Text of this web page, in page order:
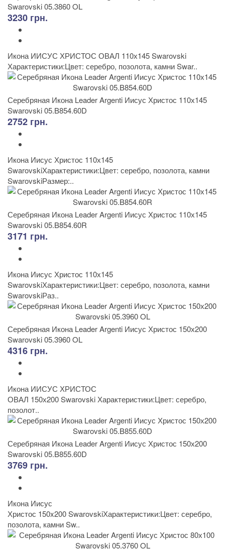
Swarovski 05.3860 OL
3230 грн.
Икона ИИСУС ХРИСТОС ОВАЛ 110х145 Swarovski
Характеристики:Цвет: серебро, позолота, камни Swar..
Серебряная Икона Leader Argenti Иисус Христос 110х145
Swarovski 05.B854.60D
2752 грн.
Икона Иисус Христос 110х145
SwarovskiХарактеристики:Цвет: серебро, позолота, камни
SwarovskiРазмер:..
Серебряная Икона Leader Argenti Иисус Христос 110х145
Swarovski 05.B854.60R
3171 грн.
Икона Иисус Христос 110х145
SwarovskiХарактеристики:Цвет: серебро, позолота, камни
SwarovskiРаз..
Серебряная Икона Leader Argenti Иисус Христос 150х200
Swarovski 05.3960 OL
4316 грн.
Икона ИИСУС ХРИСТОС
ОВАЛ 150х200 Swarovski Характеристики:Цвет: серебро,
позолот..
Серебряная Икона Leader Argenti Иисус Христос 150х200
Swarovski 05.B855.60D
3769 грн.
Икона Иисус
Христос 150x200 SwarovskiХарактеристики:Цвет: серебро,
позолота, камни Sw..